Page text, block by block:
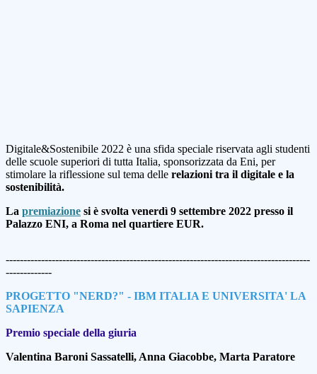
Digitale&Sostenibile 2022 è una sfida speciale riservata agli studenti
delle scuole superiori di tutta Italia, sponsorizzata da Eni, per
stimolare la riflessione sul tema delle relazioni tra il digitale e la
sostenibilità.
La premiazione si è svolta venerdì 9 settembre 2022 presso il
Palazzo ENI, a Roma nel quartiere EUR.
--------------------------------------------------------------------------------------
-------------
PROGETTO "NERD?" - IBM ITALIA E UNIVERSITA' LA
SAPIENZA
Premio speciale della giuria
Valentina Baroni Sassatelli, Anna Giacobbe, Marta Paratore